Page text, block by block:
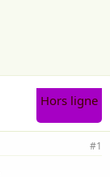
Hors ligne
#1